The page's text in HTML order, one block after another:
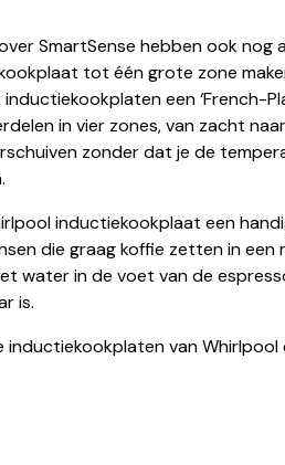
SmartSense hebben ook nog
tot één grote zone
een ‘French-
in vier zones, van zacht
zonder dat je de
inductiekookplaat een
die graag koffie zetten in een
water in de voet van de
is.
inductiekookplaten van